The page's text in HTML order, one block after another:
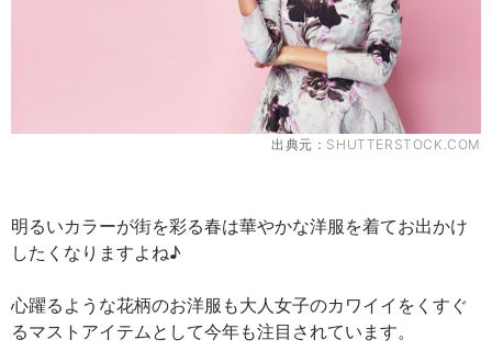
出典元： SHUTTERSTOCK.COM
明るいカラーが街を彩る春は華やかな洋服を着てお出かけ
したくなりますよね♪
心躍るような花柄のお洋服も大人女子のカワイイをくすぐ
るマストアイテムとして今年も注目されています。